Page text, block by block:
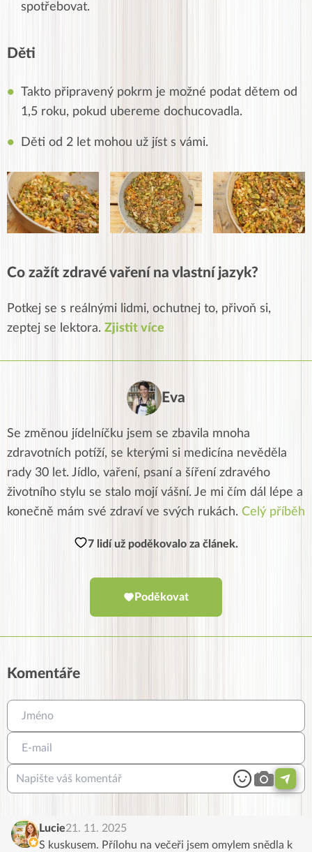
spotřebovat.
Děti
Takto připravený pokrm je možné podat dětem od
1,5 roku, pokud ubereme dochucovadla.
Děti od 2 let mohou už jíst s vámi.
Co zažít zdravé vaření na vlastní jazyk?
Potkej se s reálnými lidmi, ochutnej to, přivoň si,
zeptej se lektora. Zjistit více
Eva
Se změnou jídelníčku jsem se zbavila mnoha
zdravotních potíží, se kterými si medicína nevěděla
rady 30 let. Jídlo, vaření, psaní a šíření zdravého
životního stylu se stalo mojí vášní. Je mi čím dál lépe a
konečně mám své zdraví ve svých rukách. Celý příběh
7 lidí už poděkovalo za článek.
Poděkovat
Komentáře
Lucie21. 11. 2025
S kuskusem. Přílohu na večeři jsem omylem snědla k